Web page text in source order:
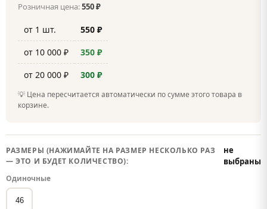
Розничная цена:550 ₽
от 1 шт.
550 ₽
от 10 000 ₽
350 ₽
от 20 000 ₽
300 ₽
💡 Цена пересчитается автоматически по сумме этого товара в
корзине.
РАЗМЕРЫ (НАЖИМАЙТЕ НА РАЗМЕР НЕСКОЛЬКО РАЗ
— ЭТО И БУДЕТ КОЛИЧЕСТВО):
не
выбраны
Одиночные
46